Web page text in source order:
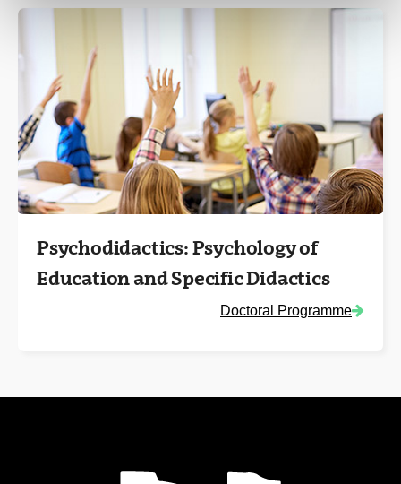
Psychodidactics: Psychology of
Education and Specific Didactics
Doctoral Programme